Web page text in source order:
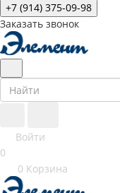
+7 (914) 375-09-98
Заказать звонок
Войти
0
0 Корзина